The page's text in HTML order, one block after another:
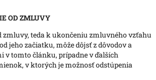
OD ZMLUVY
zmluvy, teda k ukončeniu zmluvného vzťahu
jeho začiatku, môže dôjsť z dôvodov a
v tomto článku, prípadne v ďalších
v ktorých je možnosť odstúpenia